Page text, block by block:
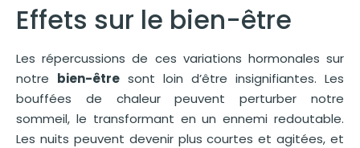
Effets sur le bien-être
Les répercussions de ces variations hormonales sur
notre bien-être sont loin d’être insignifiantes. Les
bouffées de chaleur peuvent perturber notre
sommeil, le transformant en un ennemi redoutable.
Les nuits peuvent devenir plus courtes et agitées, et